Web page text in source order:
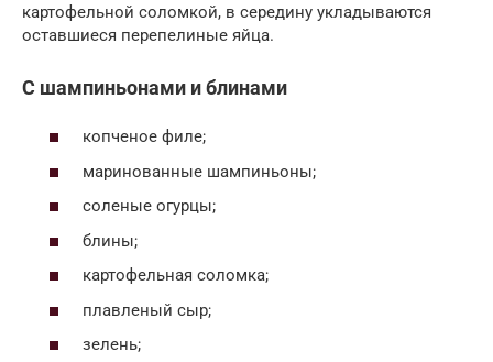
картофельной соломкой, в середину укладываются
оставшиеся перепелиные яйца.
С шампиньонами и блинами
копченое филе;
маринованные шампиньоны;
соленые огурцы;
блины;
картофельная соломка;
плавленый сыр;
зелень;